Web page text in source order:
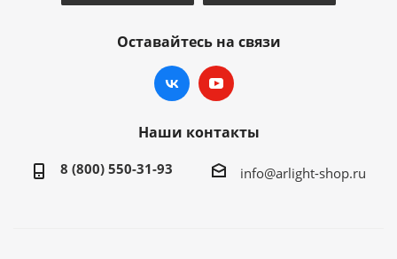
Оставайтесь на связи
Наши контакты
8 (800) 550-31-93 info@arlight-shop.ru